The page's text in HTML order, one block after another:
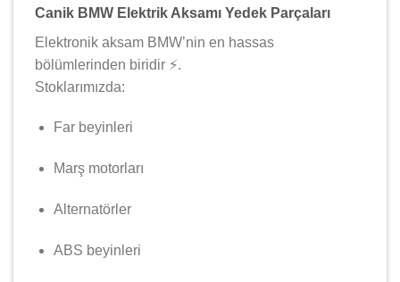
Canik BMW Elektrik Aksamı Yedek Parçaları
Elektronik aksam BMW’nin en hassas
bölümlerinden biridir ⚡.
Stoklarımızda:
Far beyinleri
Marş motorları
Alternatörler
ABS beyinleri